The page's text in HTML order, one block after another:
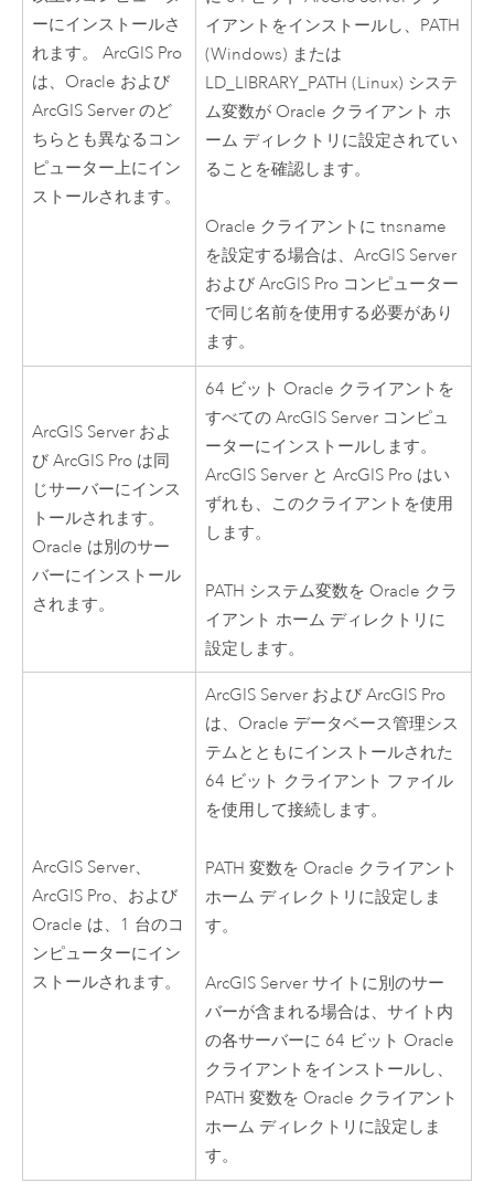
ーにインストールさ
れます。ArcGIS Pro
は、 Oracle および
ArcGIS Server のど
ちらとも異なるコン
ピューター上にイン
ストールされます。
イアントをインストールし、PATH
(Windows) または
LD_LIBRARY_PATH (Linux) システ
ム変数が Oracle クライアント ホ
ーム ディレクトリに設定されてい
ることを確認します。
Oracle クライアントに tnsname
を設定する場合は、ArcGIS Server
およびArcGIS Pro コンピューター
で同じ名前を使用する必要があり
ます。
ArcGIS Server およ
びArcGIS Pro は同
じサーバーにインス
トールされます。
Oracle は別のサー
バーにインストール
されます。
64 ビット Oracle クライアントを
すべてのArcGIS Server コンピュ
ーターにインストールします。
ArcGIS Server とArcGIS Pro はい
ずれも、このクライアントを使用
します。
PATH システム変数を Oracle クラ
イアント ホーム ディレクトリに
設定します。
ArcGIS Server、
ArcGIS Pro、および
Oracle は、1 台のコ
ンピューターにイン
ストールされます。
ArcGIS Server およびArcGIS Pro
は、 Oracle データベース管理シス
テムとともにインストールされた
64 ビット クライアント ファイル
を使用して接続します。
PATH 変数を Oracle クライアント
ホーム ディレクトリに設定しま
す。
ArcGIS Server サイトに別のサー
バーが含まれる場合は、サイト内
の各サーバーに 64 ビット Oracle
クライアントをインストールし、
PATH 変数を Oracle クライアント
ホーム ディレクトリに設定しま
す。